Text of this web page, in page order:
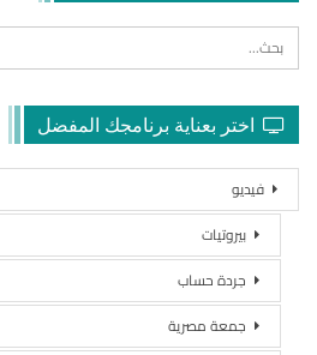
اختر بعناية برنامجك المفضل
فيديو
بيروتيات
جردة حساب
جمعة مصرية